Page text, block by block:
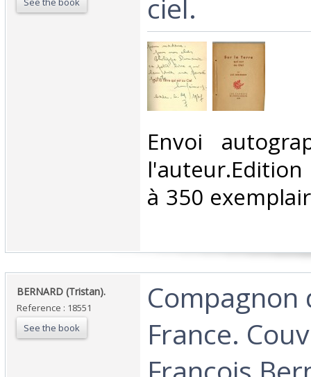
ciel.‎
‎Envoi
à 350
‎BERNARD (Tristan). ‎
Reference : 18551
See the book
France.